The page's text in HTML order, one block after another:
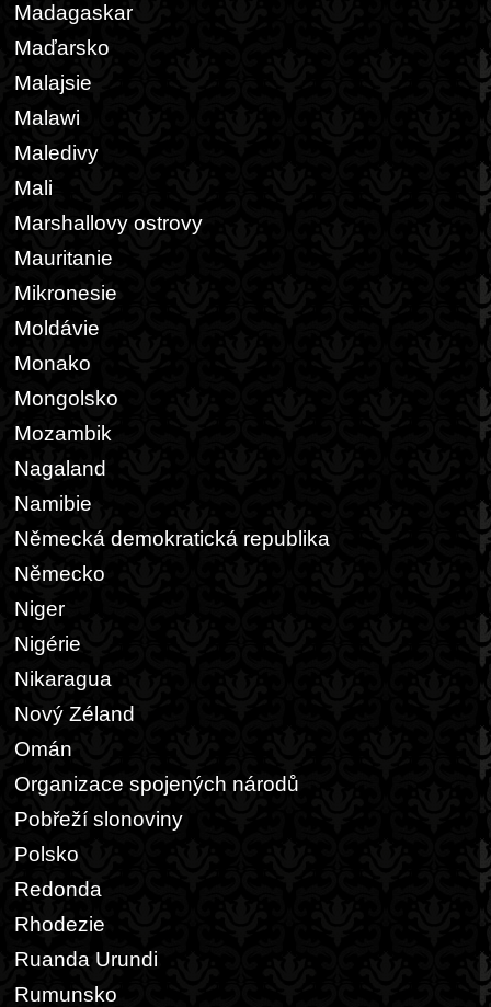
Madagaskar
Maďarsko
Malajsie
Malawi
Maledivy
Mali
Marshallovy ostrovy
Mauritanie
Mikronesie
Moldávie
Monako
Mongolsko
Mozambik
Nagaland
Namibie
Německá demokratická republika
Německo
Niger
Nigérie
Nikaragua
Nový Zéland
Omán
Organizace spojených národů
Pobřeží slonoviny
Polsko
Redonda
Rhodezie
Ruanda Urundi
Rumunsko